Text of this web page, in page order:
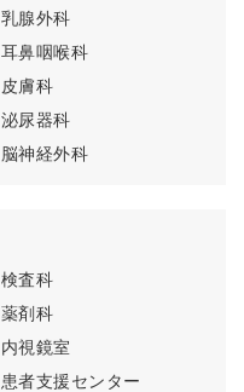
乳腺外科
耳鼻咽喉科
皮膚科
泌尿器科
脳神経外科
検査科
薬剤科
内視鏡室
患者支援センター